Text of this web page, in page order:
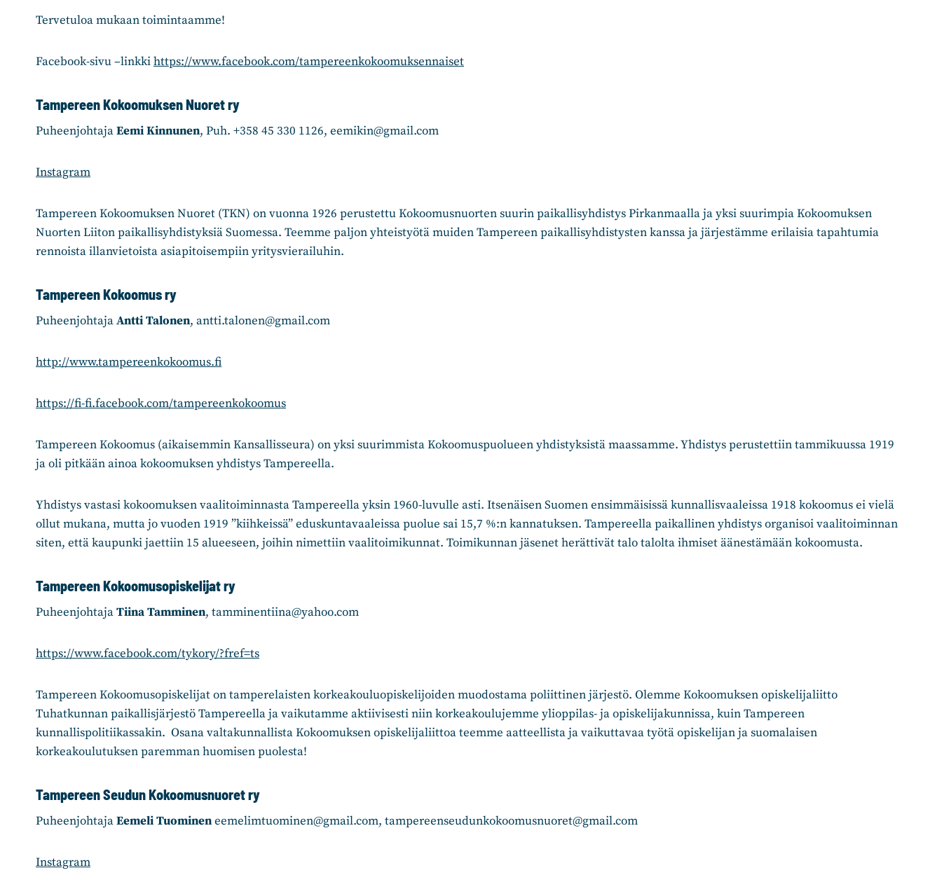
Tervetuloa mukaan toimintaamme!
Facebook-sivu –linkkihttps://www.facebook.com/tampereenkokoomuksennaiset
Tampereen Kokoomuksen Nuoret ry
PuheenjohtajaEemi Kinnunen, Puh. +358 45 330 1126, eemikin@gmail.com
Instagram
Tampereen Kokoomuksen Nuoret (TKN) on vuonna 1926 perustettu Kokoomusnuorten suurin paikallisyhdistys Pirkanmaalla ja yksi suurimpia Kokoomuksen
Nuorten Liiton paikallisyhdistyksiä Suomessa. Teemme paljon yhteistyötä muiden Tampereen paikallisyhdistysten kanssa ja järjestämme erilaisia tapahtumia
rennoista illanvietoista asiapitoisempiin yritysvierailuhin.
Tampereen Kokoomus ry
PuheenjohtajaAntti Talonen, antti.talonen@gmail.com
http://www.tampereenkokoomus.fi
https://fi-fi.facebook.com/tampereenkokoomus
Tampereen Kokoomus (aikaisemmin Kansallisseura) on yksi suurimmista Kokoomuspuolueen yhdistyksistä maassamme. Yhdistys perustettiin tammikuussa 1919
ja oli pitkään ainoa kokoomuksen yhdistys Tampereella.
Yhdistys vastasi kokoomuksen vaalitoiminnasta Tampereella yksin 1960-luvulle asti. Itsenäisen Suomen ensimmäisissä kunnallisvaaleissa 1918 kokoomus ei vielä
ollut mukana, mutta jo vuoden 1919 ”kiihkeissä” eduskuntavaaleissa puolue sai 15,7 %:n kannatuksen. Tampereella paikallinen yhdistys organisoi vaalitoiminnan
siten, että kaupunki jaettiin 15 alueeseen, joihin nimettiin vaalitoimikunnat. Toimikunnan jäsenet herättivät talo talolta ihmiset äänestämään kokoomusta.
Tampereen Kokoomusopiskelijat ry
PuheenjohtajaTiina Tamminen, tamminentiina@yahoo.com
https://www.facebook.com/tykory/?fref=ts
Tampereen Kokoomusopiskelijat on tamperelaisten korkeakouluopiskelijoiden muodostama poliittinen järjestö. Olemme Kokoomuksen opiskelijaliitto
Tuhatkunnan paikallisjärjestö Tampereella ja vaikutamme aktiivisesti niin korkeakoulujemme ylioppilas- ja opiskelijakunnissa, kuin Tampereen
kunnallispolitiikassakin. Osana valtakunnallista Kokoomuksen opiskelijaliittoa teemme aatteellista ja vaikuttavaa työtä opiskelijan ja suomalaisen
korkeakoulutuksen paremman huomisen puolesta!
Tampereen Seudun Kokoomusnuoret ry
PuheenjohtajaEemeli Tuomineneemelimtuominen@gmail.com, tampereenseudunkokoomusnuoret@gmail.com
Instagram